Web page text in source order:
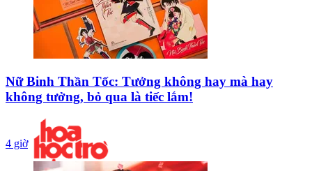
Nữ Binh Thần Tốc: Tưởng không hay mà hay
không tưởng, bỏ qua là tiếc lắm!
4 giờ